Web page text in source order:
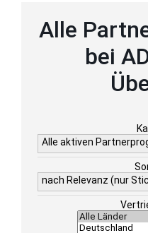
Alle
bei
Alle aktiven
nach Relevanz (nur